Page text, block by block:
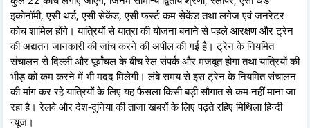
इकोनॉमी, एसी थर्ड, एसी सेकेंड, एसी फर्स्ट कम सेकेंड तथा लगेज एवं जनरेटर
कोच शामिल होंगे। यात्रियों से यात्रा की योजना बनाने से पहले आरक्षण और ट्रेन
की अद्यतन जानकारी की जांच करने की अपील की गई है। ट्रेन के नियमित
संचालन से दिल्ली और पूर्वांचल के बीच रेल संपर्क और मजबूत होगा तथा यात्रियों की
भीड़ को कम करने में भी मदद मिलेगी। लंबे समय से इस ट्रेन के नियमित संचालन
की मांग कर रहे यात्रियों के लिए यह फैसला किसी बड़ी सौगात से कम नहीं माना जा
रहा है। रेलवे और देश-दुनिया की ताजा खबरों के लिए पढ़ते रहिए मिथिला हिन्दी
न्यूज।